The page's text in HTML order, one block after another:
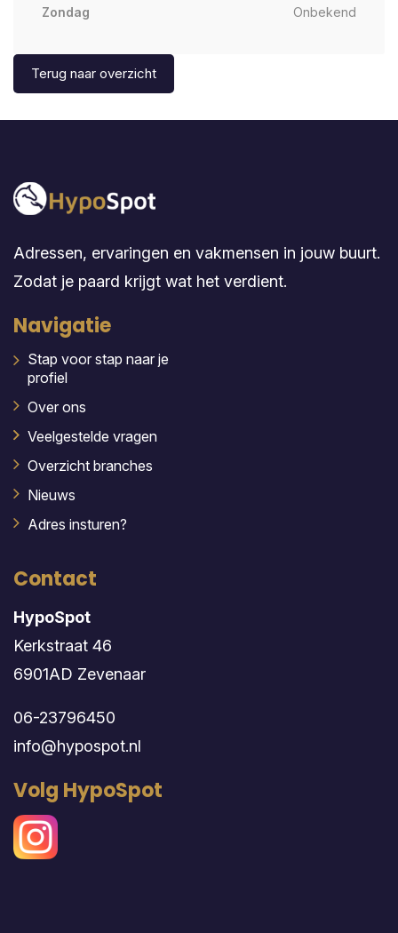
Zondag
Onbekend
Terug naar overzicht
Adressen, ervaringen en vakmensen in jouw buurt.
Zodat je paard krijgt wat het verdient.
Navigatie
Stap voor stap naar je
profiel
Over ons
Veelgestelde vragen
Overzicht branches
Nieuws
Adres insturen?
Contact
HypoSpot
Kerkstraat 46
6901AD Zevenaar
06-23796450
info@hypospot.nl
Volg HypoSpot